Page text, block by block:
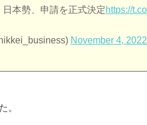
本勢、申請を正式決定https://
November 4, 2022
。